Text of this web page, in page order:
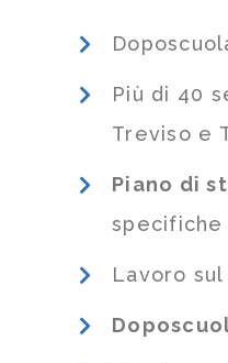
Più di 40
Treviso e
Piano di
specifiche
Lavoro